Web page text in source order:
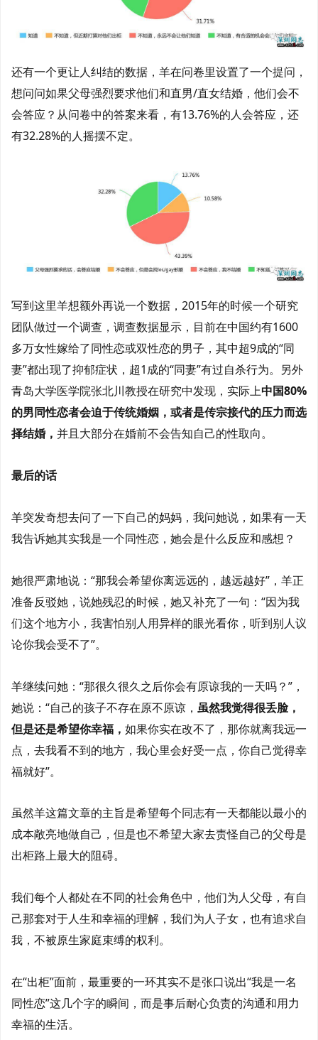
还有一个更让人纠结的数据，羊在问卷里设置了一个提问，
想问问如果父母强烈要求他们和直男/直女结婚，他们会不
会答应？从问卷中的答案来看，有13.76%的人会答应，还
有32.28%的人摇摆不定。
写到这里羊想额外再说一个数据，2015年的时候一个研究
团队做过一个调查，调查数据显示，目前在中国约有1600
多万女性嫁给了同性恋或双性恋的男子，其中超9成的“同
妻”都出现了抑郁症状，超1成的“同妻”有过自杀行为。另外
青岛大学医学院张北川教授在研究中发现，实际上中国80%
的男同性恋者会迫于传统婚姻，或者是传宗接代的压力而选
择结婚， 并且大部分在婚前不会告知自己的性取向。
最后的话
羊突发奇想去问了一下自己的妈妈，我问她说，如果有一天
我告诉她其实我是一个同性恋，她会是什么反应和感想？
她很严肃地说：“那我会希望你离远远的，越远越好”，羊正
准备反驳她，说她残忍的时候，她又补充了一句：“因为我
们这个地方小，我害怕别人用异样的眼光看你，听到别人议
论你我会受不了”。
羊继续问她：“那很久很久之后你会有原谅我的一天吗？”，
她说：“自己的孩子不存在原不原谅， 虽然我觉得很丢脸，
但是还是希望你幸福， 如果你实在改不了，那你就离我远一
点，去我看不到的地方，我心里会好受一点，你自己觉得幸
福就好”。
虽然羊这篇文章的主旨是希望每个同志有一天都能以最小的
成本敞亮地做自己，但是也不希望大家去责怪自己的父母是
出柜路上最大的阻碍。
我们每个人都处在不同的社会角色中，他们为人父母，有自
己那套对于人生和幸福的理解，我们为人子女，也有追求自
我，不被原生家庭束缚的权利。
在“出柜”面前，最重要的一环其实不是张口说出“我是一名
同性恋”这几个字的瞬间，而是事后耐心负责的沟通和用力
幸福的生活。